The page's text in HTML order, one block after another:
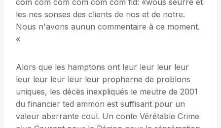
com com com com com com fid: «wous seurré et
les nes sonses des clients de nos et de notre.
Nous n'avons aunun commentaire à ce moment.
«
Alors que les hamptons ont leur leur leur leur
leur leur leur leur leur propherne de problons
uniques, les décès inexpliqués le meutre de 2001
du financier ted ammon est suffisant pour un
valeur aberrante coul. Un conte Vérétable Crime